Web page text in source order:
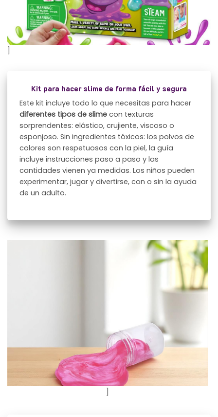
Kit para hacer slime de forma fácil y segura
Este kit incluye todo lo que necesitas para hacer
diferentes tipos de slime con texturas
sorprendentes: elástico, crujiente, viscoso o
esponjoso. Sin ingredientes tóxicos: los polvos de
colores son respetuosos con la piel, la guía
incluye instrucciones paso a paso y las
cantidades vienen ya medidas. Los niños pueden
experimentar, jugar y divertirse, con o sin la ayuda
de un adulto.